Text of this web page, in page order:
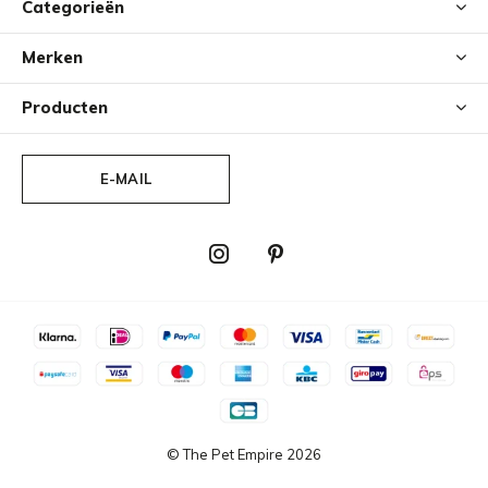
Categorieën
Merken
Producten
E-MAIL
© The Pet Empire 2026